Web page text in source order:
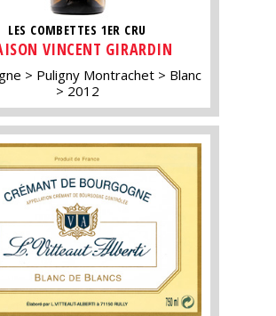
LES COMBETTES 1ER CRU
VINCENT GIRARDIN
Puligny Montrachet
Blanc
2012